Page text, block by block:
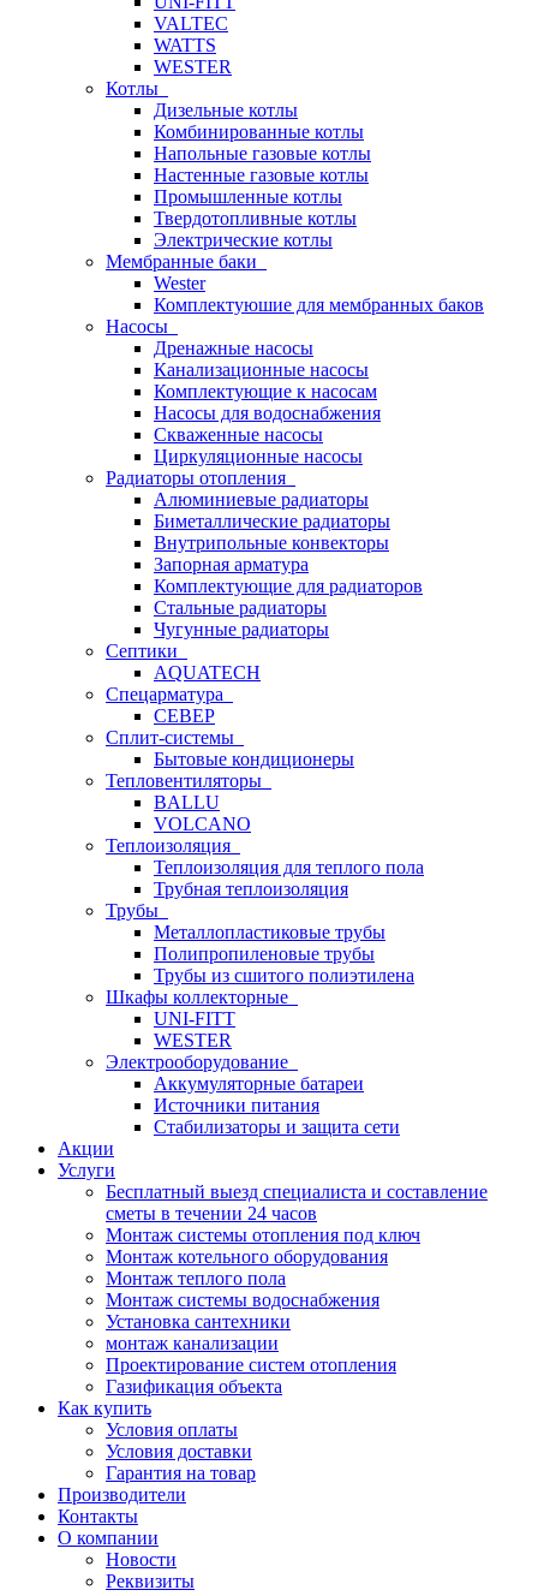
VALTEC
WATTS
WESTER
Котлы
Дизельные котлы
Комбинированные котлы
Напольные газовые котлы
Настенные газовые котлы
Промышленные котлы
Твердотопливные котлы
Электрические котлы
Мембранные баки
Wester
Комплектуюшие для мембранных баков
Насосы
Дренажные насосы
Канализационные насосы
Комплектующие к насосам
Насосы для водоснабжения
Скваженные насосы
Циркуляционные насосы
Радиаторы отопления
Алюминиевые радиаторы
Биметаллические радиаторы
Внутрипольные конвекторы
Запорная арматура
Комплектующие для радиаторов
Стальные радиаторы
Чугунные радиаторы
Септики
AQUATECH
Спецарматура
СЕВЕР
Сплит-системы
Бытовые кондиционеры
Тепловентиляторы
BALLU
VOLCANO
Теплоизоляция
Теплоизоляция для теплого пола
Трубная теплоизоляция
Трубы
Металлопластиковые трубы
Полипропиленовые трубы
Трубы из сшитого полиэтилена
Шкафы коллекторные
UNI-FITT
WESTER
Электрооборудование
Аккумуляторные батареи
Источники питания
Стабилизаторы и защита сети
Акции
Услуги
Бесплатный выезд специалиста и составление
сметы в течении 24 часов
Монтаж системы отопления под ключ
Монтаж котельного оборудования
Монтаж теплого пола
Монтаж системы водоснабжения
Установка сантехники
монтаж канализации
Проектирование систем отопления
Газификация объекта
Как купить
Условия оплаты
Условия доставки
Гарантия на товар
Производители
Контакты
О компании
Новости
Реквизиты